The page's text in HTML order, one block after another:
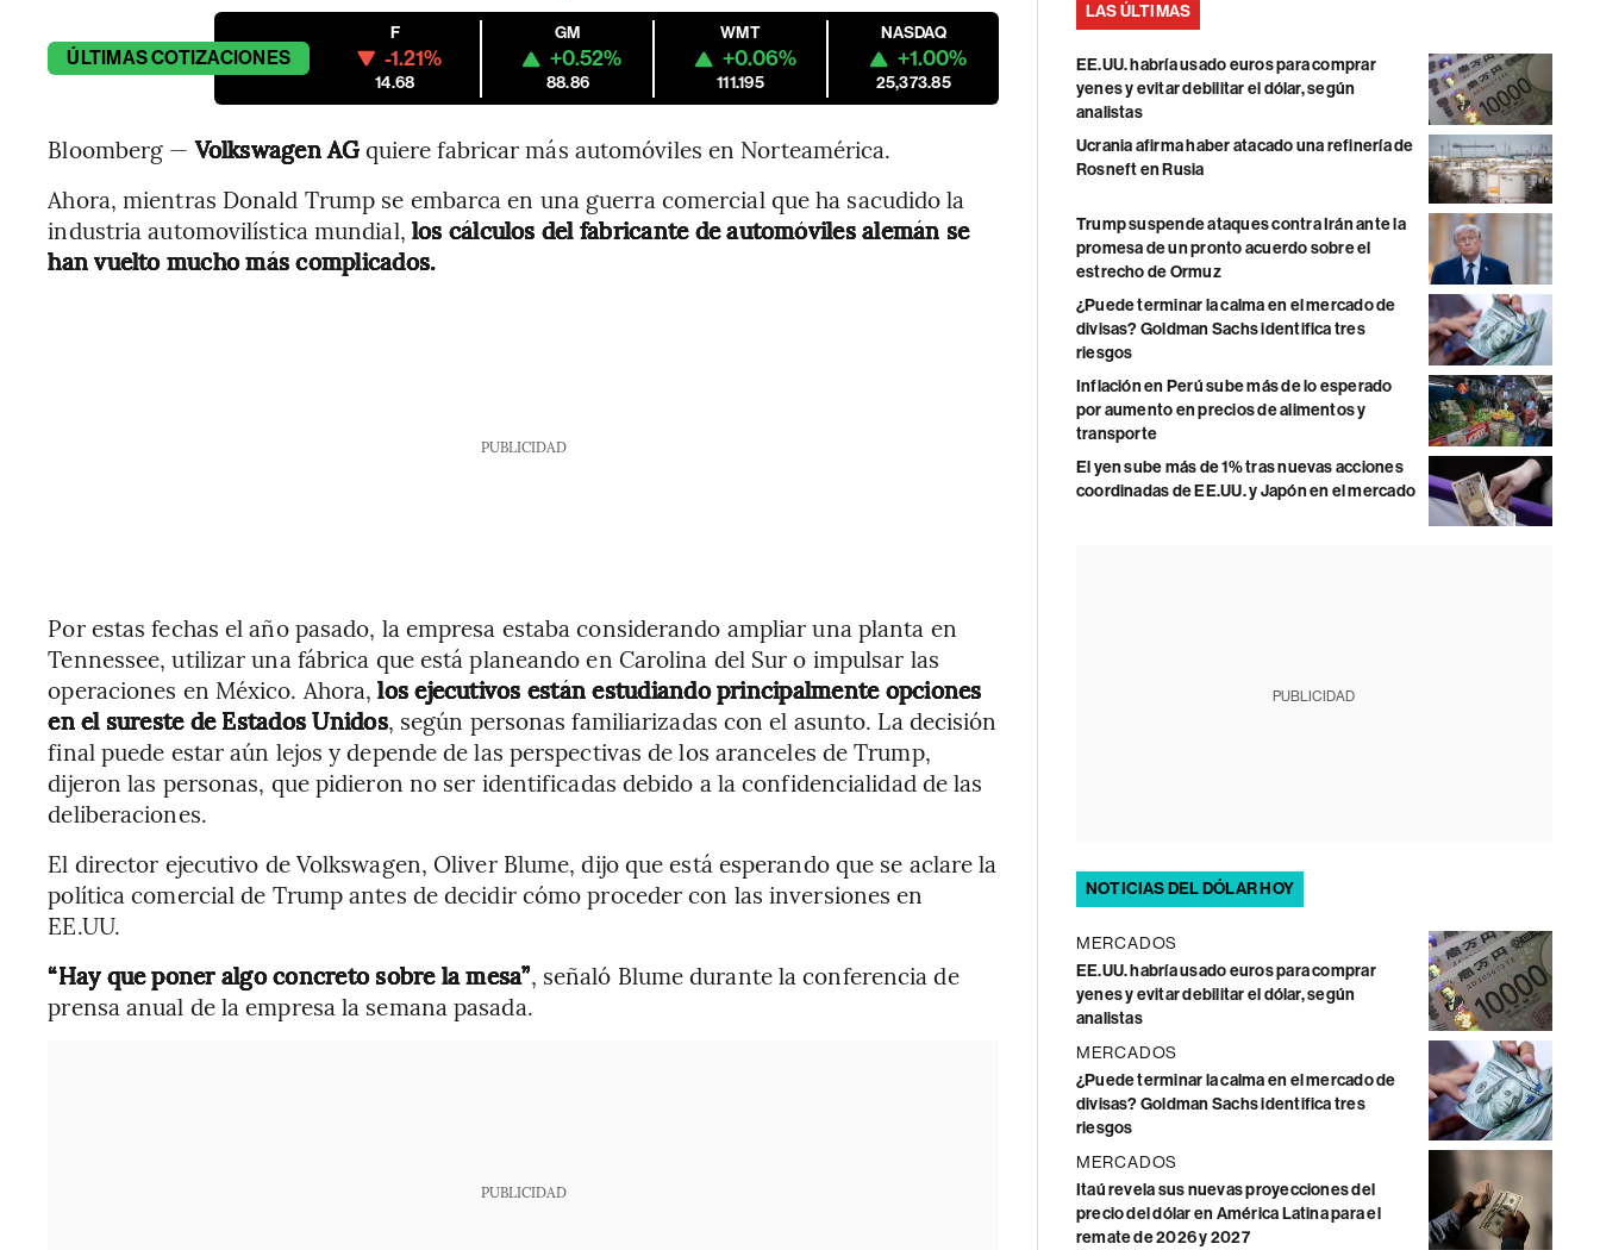
ÚLTIMASCOTIZACIONES
F
-1.21%
14.68
GM
+0.52%
88.86
WMT
+0.06%
111.195
NASDAQ
+1.00%
25,373.85
Bloomberg —Volkswagen AGquiere fabricar más automóviles en Norteamérica.
Ahora, mientras Donald Trump se embarca en una guerra comercial que ha sacudido la
industria automovilística mundial, los cálculos del fabricante de automóviles alemán se
han vuelto mucho más complicados.
PUBLICIDAD
Por estas fechas el año pasado, la empresa estaba considerando ampliar una planta en
Tennessee, utilizar una fábrica que está planeando en Carolina del Sur o impulsar las
operaciones en México. Ahora,los ejecutivos están estudiando principalmente opciones
en el sureste de Estados Unidos, según personas familiarizadas con el asunto. La decisión
final puede estar aún lejos y depende de las perspectivas de los aranceles de Trump,
dijeron las personas, que pidieron no ser identificadas debido a la confidencialidad de las
deliberaciones.
El director ejecutivo de Volkswagen, Oliver Blume, dijo que está esperando que se aclare la
política comercial de Trump antes de decidir cómo proceder con las inversiones en
EE.UU.
“Hay que poner algo concreto sobre la mesa”, señaló Blume durante la conferencia de
prensa anual de la empresa la semana pasada.
PUBLICIDAD
LAS ÚLTIMAS
EE.UU. habría usado euros para comprar
yenes y evitar debilitar el dólar, según
analistas
Ucrania afirma haber atacado una refinería de
Rosneft en Rusia
Trump suspende ataques contra Irán ante la
promesa de un pronto acuerdo sobre el
estrecho de Ormuz
¿Puede terminar la calma en el mercado de
divisas? Goldman Sachs identifica tres
riesgos
Inflación en Perú sube más de lo esperado
por aumento en precios de alimentos y
transporte
El yen sube más de 1% tras nuevas acciones
coordinadas de EE.UU. y Japón en el mercado
PUBLICIDAD
NOTICIAS DEL DÓLAR HOY
MERCADOS
EE.UU. habría usado euros para comprar
yenes y evitar debilitar el dólar, según
analistas
MERCADOS
¿Puede terminar la calma en el mercado de
divisas? Goldman Sachs identifica tres
riesgos
MERCADOS
Itaú revela sus nuevas proyecciones del
precio del dólar en América Latina para el
remate de 2026 y 2027